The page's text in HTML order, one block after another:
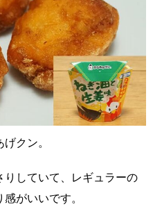
クン。
りしていて、レギュラーの
がいいです。